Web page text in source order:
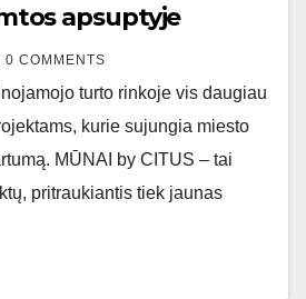
apsuptyje
0 COMMENTS
turto rinkoje vis daugiau
kurie sujungia miesto
MŪNAI by CITUS – tai
pritraukiantis tiek jaunas